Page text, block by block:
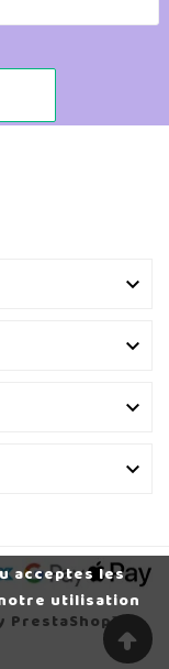
acceptes les
utilisation




PrestaShop™